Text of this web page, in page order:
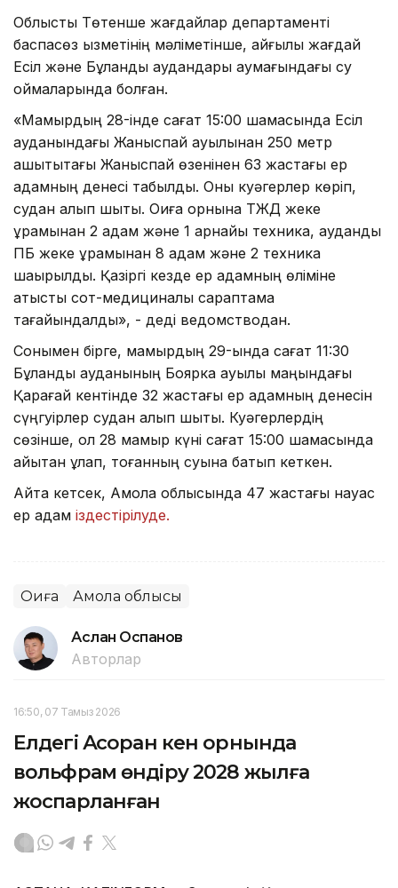
Облыстық Төтенше жағдайлар департаменті
баспасөз қызметінің мәліметінше, қайғылы жағдай
Есіл және Бұланды аудандары аумағындағы су
қоймаларында болған.
«Мамырдың 28-інде сағат 15:00 шамасында Есіл
ауданындағы Жаныспай ауылынан 250 метр
қашықтықтағы Жаныспай өзенінен 63 жастағы ер
адамның денесі табылды. Оны куәгерлер көріп,
судан алып шықты. Оқиға орнына ТЖД жеке
құрамынан 2 адам және 1 арнайы техника, аудандық
ПБ жеке құрамынан 8 адам және 2 техника
шақырылды. Қазіргі кезде ер адамның өліміне
қатысты сот-медициналық сараптама
тағайындалды», - деді ведомстводан.
Сонымен бірге, мамырдың 29-ында сағат 11:30
Бұланды ауданының Боярка ауылы маңындағы
Қарағай кентінде 32 жастағы ер адамның денесін
сүңгуірлер судан алып шықты. Куәгерлердің
сөзінше, ол 28 мамыр күні сағат 15:00 шамасында
қайықтан құлап, тоғанның суына батып кеткен.
Айта кетсек, Ақмола облысында 47 жастағы науқас
ер адам іздестірілуде.
Оқиға Ақмола облысы
Аслан Оспанов
Авторлар
16:50, 07 Тамыз 2026
Елдегі Ақсоран кен орнында
вольфрам өндіру 2028 жылға
жоспарланған